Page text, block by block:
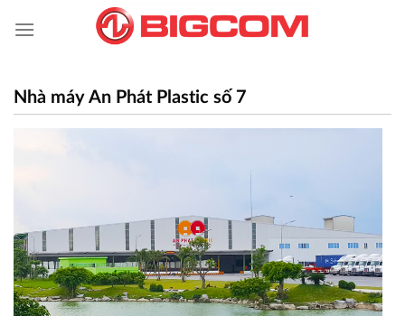
Nhà máy An Phát Plastic số 7